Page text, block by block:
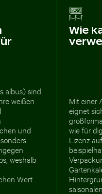
albus) sind
weißen
und
weshalb
Wert
Wie
Mit einer
eignet
wie für
Lizenz